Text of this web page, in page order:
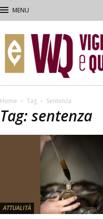
–
Vigne,
Vini
&
Home Tag Sentenza
Tag: sentenza
ATTUALITÀ